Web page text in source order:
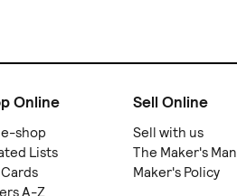
Online
shop
Lists
Sell Online
Sell with us
The Maker's
Maker's Policy